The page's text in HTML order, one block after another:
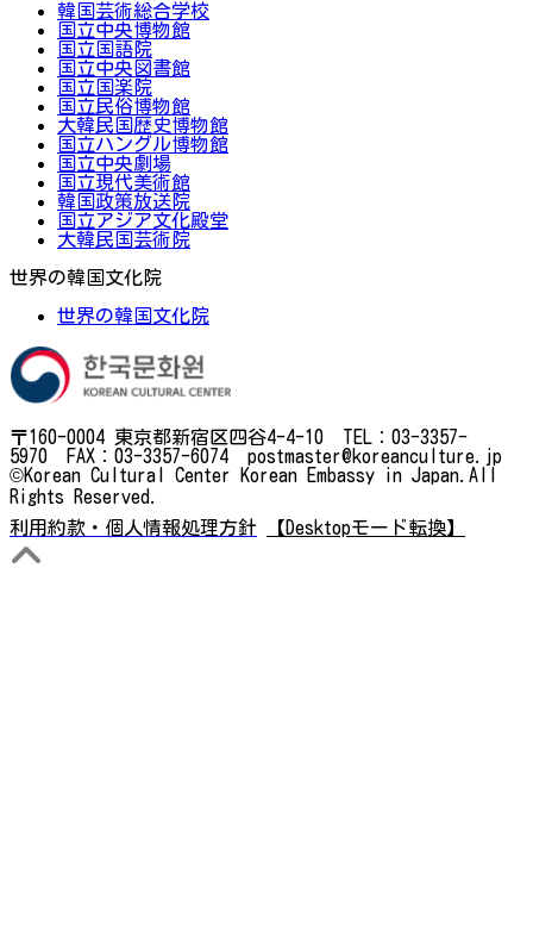
韓国芸術総合学校
国立中央博物館
国立国語院
国立中央図書館
国立国楽院
国立民俗博物館
大韓民国歴史博物館
国立ハングル博物館
国立中央劇場
国立現代美術館
韓国政策放送院
国立アジア文化殿堂
大韓民国芸術院
世界の韓国文化院
世界の韓国文化院
〒160-0004 東京都新宿区四谷4-4-10 TEL：03-3357-
5970 FAX：03-3357-6074 postmaster@koreanculture.jp
©Korean Cultural Center Korean Embassy in Japan.All
Rights Reserved.
利用約款・個人情報処理方針
【Desktopモード転換】